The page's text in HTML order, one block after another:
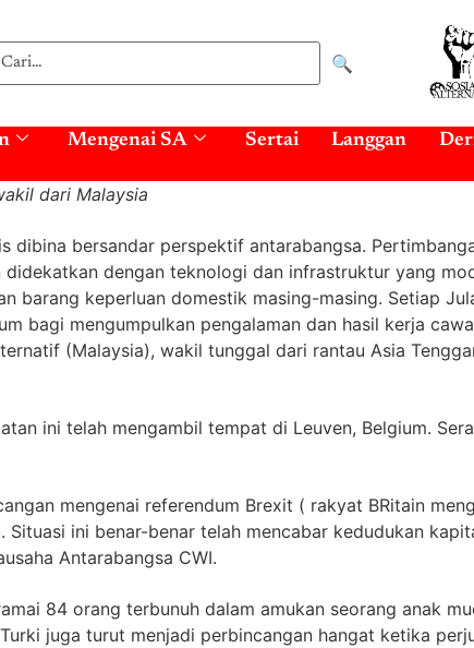
🔍
Mengenai SA Sertai Langgan
dari Malaysia
dibina bersandar perspektif antarabangsa.
dengan teknologi dan infrastruktur yang
barang keperluan domestik masing-masing. Setiap
bagi mengumpulkan pengalaman dan hasil kerja
(Malaysia), wakil tunggal dari rantau Asia
ini telah mengambil tempat di Leuven, Belgium.
mengenai referendum Brexit ( rakyat BRitain
ini benar-benar telah mencabar kedudukan
Antarabangsa CWI.
84 orang terbunuh dalam amukan seorang anak
juga turut menjadi perbincangan hangat ketika